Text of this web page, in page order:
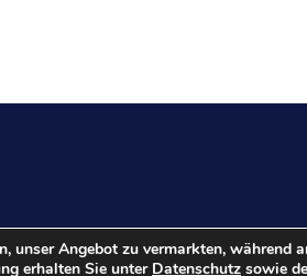
unser Angebot zu vermarkten,
erhalten Sie unter Datenschutz sowie